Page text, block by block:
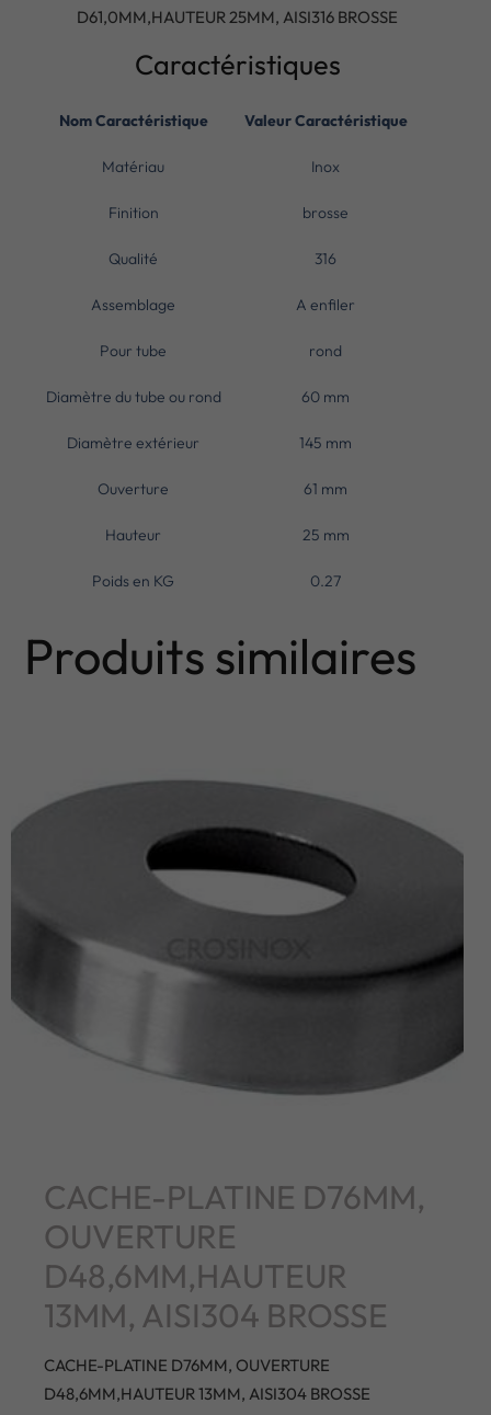
D61,0MM,HAUTEUR 25MM, AISI316 BROSSE
Caractéristiques
Nom Caractéristique Valeur Caractéristique
Matériau Inox
Finition brosse
Qualité 316
Assemblage A enfiler
Pour tube rond
Diamètre du tube ou rond 60 mm
Diamètre extérieur 145 mm
Ouverture 61 mm
Hauteur 25 mm
Poids en KG 0.27
Produits similaires
CACHE-PLATINE D76MM,
OUVERTURE
D48,6MM,HAUTEUR
13MM, AISI304 BROSSE
CACHE-PLATINE D76MM, OUVERTURE
D48,6MM,HAUTEUR 13MM, AISI304 BROSSE